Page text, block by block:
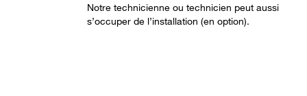
Notre technicienne ou technicien peut aussi
s’occuper de l’installation (en option).